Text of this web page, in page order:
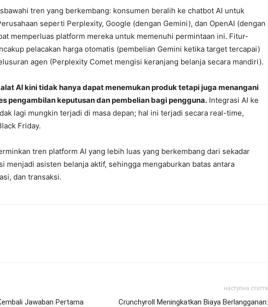
tren yang berkembang: konsumen beralih ke chatbot AI untuk
seperti Perplexity, Google (dengan Gemini), dan OpenAI (dengan
memperluas platform mereka untuk memenuhi permintaan ini. Fitur-
pelacakan harga otomatis (pembelian Gemini ketika target tercapai)
agen (Perplexity Comet mengisi keranjang belanja secara mandiri).
AI kini tidak hanya dapat menemukan produk tetapi juga menangani
pengambilan keputusan dan pembelian bagi pengguna. Integrasi AI ke
lagi mungkin terjadi di masa depan; hal ini terjadi secara real-time,
Friday.
tren platform AI yang lebih luas yang berkembang dari sekadar
menjadi asisten belanja aktif, sehingga mengaburkan batas antara
dan transaksi.
Jawaban Pertama
наступна стаття
Crunchyroll Meningkatkan Biaya Berlangganan: